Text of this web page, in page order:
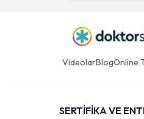
VideolarBlogOnline
SERTİFİKA VE